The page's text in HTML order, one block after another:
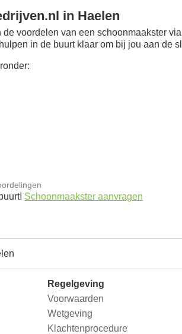
in Haelen
de voordelen van een schoonmaakster
hulpen in de buurt klaar om bij jou aan de
Schoonmaakster aanvragen
Regelgeving
Voorwaarden
Wetgeving
Klachtenprocedure